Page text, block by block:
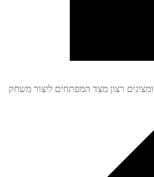
רצון מצד המפתחים ליצור משחק